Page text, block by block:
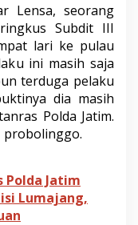
Lensa, seorang
Subdit III
lari ke pulau
ini masih saja
terduga pelaku
dia masih
Polda Jatim.
probolinggo.
Polda Jatim
Lumajang,